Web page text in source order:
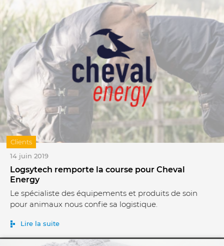
14 juin 2019
Logsytech remporte la course pour Cheval
Energy
Le spécialiste des équipements et produits de soin
pour animaux nous confie sa logistique.
Lire la suite
Clients